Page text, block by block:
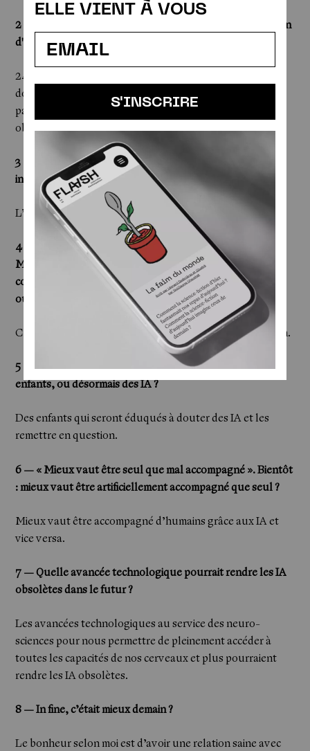
ELLE VIENT À VOUS
S'INSCRIRE
2 — Une journée dans la vie d'Arnaud Auger, c'est combien
d'heures connectées ?
24 heures. Je porte des objets connectés en permanence
donc je suis monitoré sans interruption… Ce qui ne veut
pas dire que mon attention est constamment rivée à ces
objets connectés ou à leurs données.
3 — Si vous étiez une intelligence artificielle, quelle
intelligence humaine aimeriez-vous avoir en plus ?
L’intelligence sociale.
4 — Des échanges sulfureux entre Yann Le Cun et Elon
Musk ont eu lieu sur X fin mai. Est-ce le combat de xAI
contre Meta AI ? D’Elon Musk contre Mark Zuckerberg
ou Yann Le Cun ? De la science contre l’influence ?
Ce sont des guerres de chapelles mais de la même religion.
5 — ​​La vérité sortira-t-elle toujours de la bouche des
enfants, ou désormais des IA ?
Des enfants qui seront éduqués à douter des IA et les
remettre en question.
6 — ​​​​​« Mieux vaut être seul que mal accompagné ». Bientôt
: mieux vaut être artificiellement accompagné que seul ?
Mieux vaut être accompagné d’humains grâce aux IA et
vice versa.
​​​​​​7 — Quelle avancée technologique pourrait rendre les IA
obsolètes dans le futur ?
Les avancées technologiques au service des neuro-
sciences pour nous permettre de pleinement accéder à
toutes les capacités de nos cerveaux et plus pourraient
rendre les IA obsolètes.
8 — ​​​​​​In fine, c’était mieux demain ?
Le bonheur selon moi est d’avoir une relation saine avec